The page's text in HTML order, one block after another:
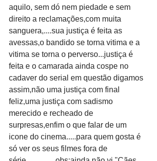
aquilo, sem dó nem piedade e sem
direito a reclamações,com muita
sanguera,....sua justiça é feita as
avessas,o bandido se torna vitima e a
vitima se torna o perverso...justiça é
feita e o camarada ainda cospe no
cadaver do serial em questão digamos
assim,não uma justiça com final
feliz,uma justiça com sadismo
merecido e recheado de
surpresas,enfim o que falar de um
icone do cinema.....para quem gosta é
só ver os seus filmes fora de